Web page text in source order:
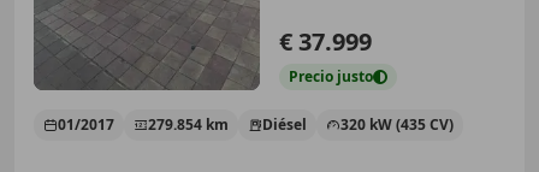
€ 37.999
Precio justo
01/2017 279.854 km Diésel 320 kW (435 CV)